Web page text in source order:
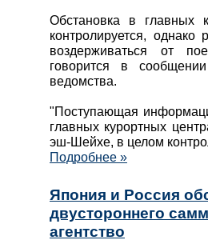
Обстановка в главных
контролируется,
воздерживаться от
говорится в сообщении
ведомства.
"Поступающая
главных курортных
эш-Шейхе, в целом
Подробнее »
Япония и Россия
двустороннего
агентство